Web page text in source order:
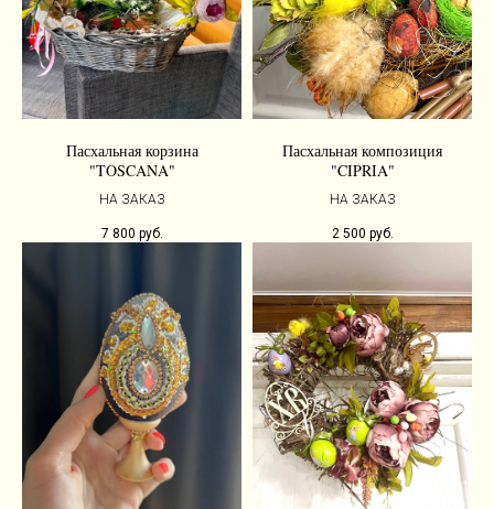
Пасхальная корзина
"TOSCANA"
НА ЗАКАЗ
7 800 руб.
Пасхальная композиция
"CIPRIA"
НА ЗАКАЗ
2 500 руб.